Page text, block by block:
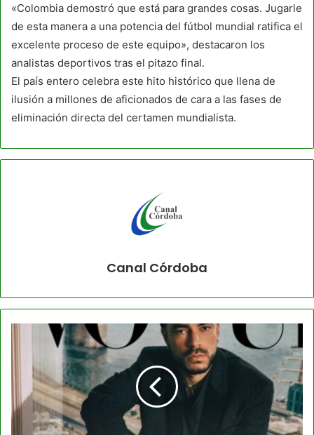
«Colombia demostró que está para grandes cosas. Jugarle
de esta manera a una potencia del fútbol mundial ratifica el
excelente proceso de este equipo», destacaron los
analistas deportivos tras el pitazo final.
El país entero celebra este hito histórico que llena de
ilusión a millones de aficionados de cara a las fases de
eliminación directa del certamen mundialista.
Canal Córdoba